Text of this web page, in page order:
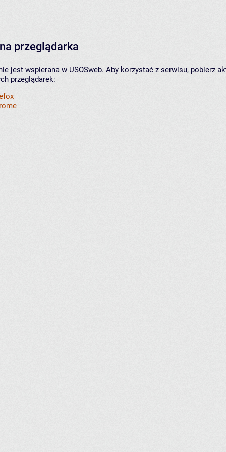
przeglądarka
jest wspierana w USOSweb. Aby korzystać z serwisu, pobierz
przeglądarek: